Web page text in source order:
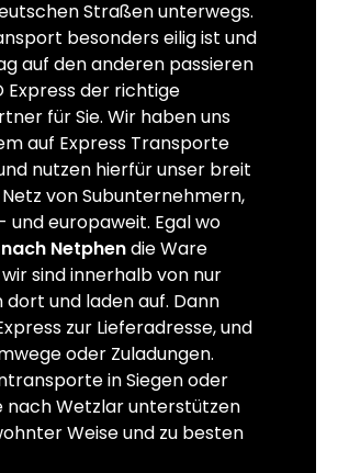
Straßen unterwegs.
besonders eilig ist und
auf den anderen passieren
Express der richtige
für Sie. Wir haben uns
auf Express Transporte
nutzen hierfür unser breit
von Subunternehmern,
und europaweit. Egal wo
Netphendie Ware
sind innerhalb von nur
dort und laden auf. Dann
zur Lieferadresse, und
oder Zuladungen.
in Siegen oder
nach Wetzlar unterstützen
Weise und zu besten